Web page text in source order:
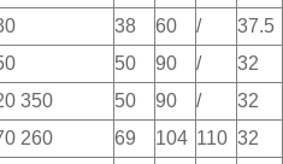
38 60 / 37.5
50 90 / 32
350 50 90 / 32
260 69 104 110 32